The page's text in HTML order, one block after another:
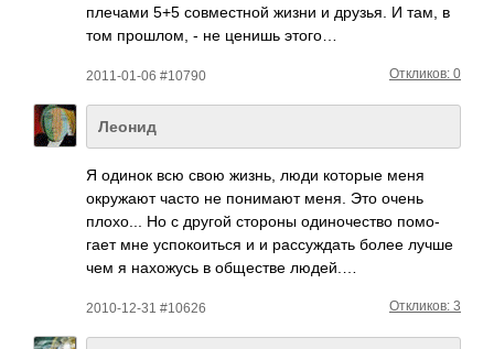
плечами 5+5 совм­естной жизни и друзья. И там, в
том прош­лом, - не ценишь этого…
2011-01-06 #10790 Откликов: 0
Леонид
Я одинок всю свою жизнь, люди которые меня
окру­жают часто не пони­мают меня. Это очень
плох­о... Но с другой стороны один­очес­тво помо­
гает мне успо­коит­ься и и расс­уждать более лучше
чем я нахо­жусь в обще­стве людей.…
2010-12-31 #10626 Откликов: 3